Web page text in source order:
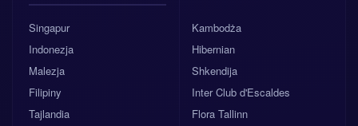
Singapur
Indonezja
Malezja
Filipiny
Tajlandia
Kambodża
Hibernian
Shkendija
Inter Club d'Escaldes
Flora Tallinn